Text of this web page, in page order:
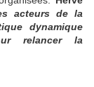
acteurs de la
dynamique
relancer la